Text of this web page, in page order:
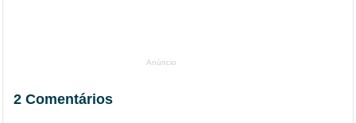
Anúncio
2 Comentários